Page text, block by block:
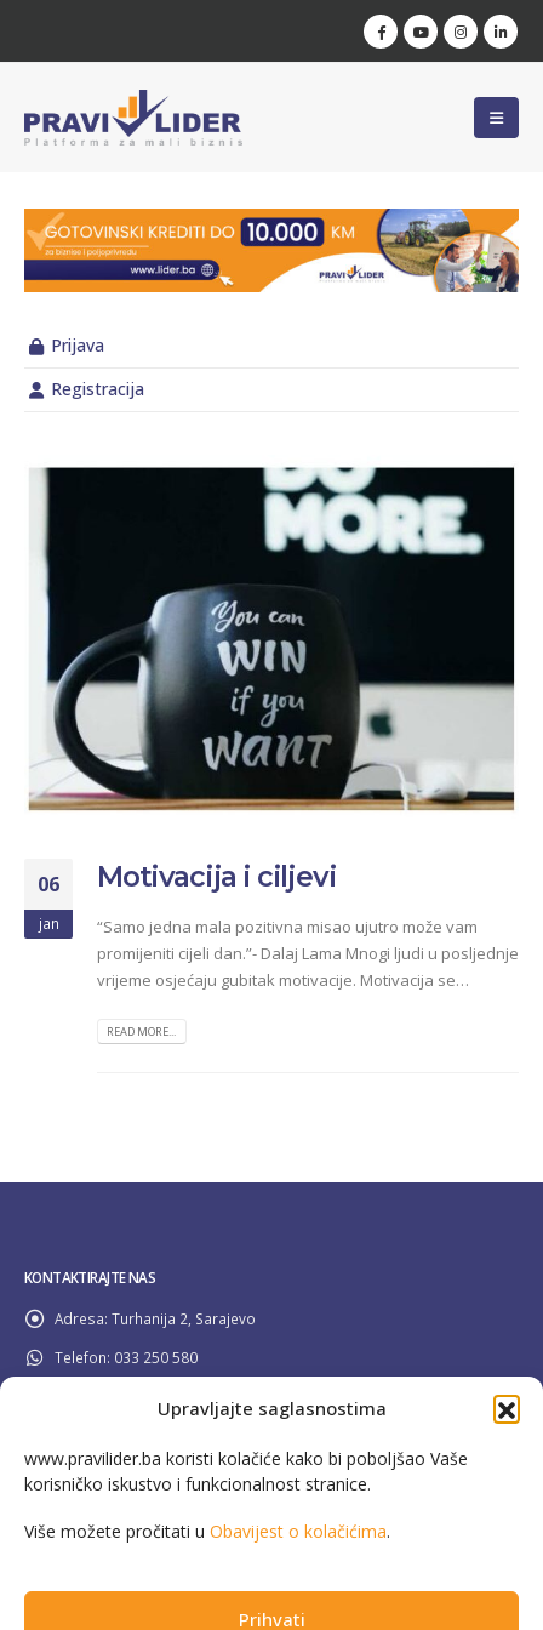
Upravljajte saglasnostima
www.pravilider.ba koristi kolačiće kako bi poboljšao Vaše
korisničko iskustvo i funkcionalnost stranice.
Više možete pročitati u Obavijest o kolačićima.
Prihvati
Prijava
Registracija
06
jan
Motivacija i ciljevi
“Samo jedna mala pozitivna misao ujutro može vam
promijeniti cijeli dan.”- Dalaj Lama Mnogi ljudi u posljednje
vrijeme osjećaju gubitak motivacije. Motivacija se…
READ MORE...
KONTAKTIRAJTE NAS
Adresa: Turhanija 2, Sarajevo
Telefon: 033 250 580